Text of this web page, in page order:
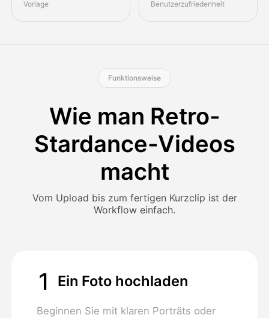
Vorlage Benutzerzufriedenheit
Funktionsweise
Wie man Retro-
Stardance-Videos
macht
Vom Upload bis zum fertigen Kurzclip ist der
Workflow einfach.
1 Ein Foto hochladen
Beginnen Sie mit klaren Porträts oder